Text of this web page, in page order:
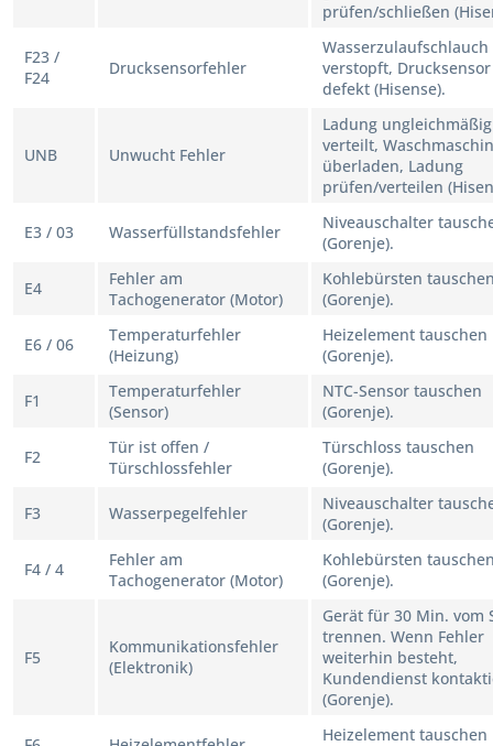
prüfen/schließen
F23 /
F24
Drucksensorfehler
Wasserzulaufschlauch
verstopft, Drucksensor
defekt (Hisense).
UNB Unwucht Fehler
Ladung ungleichmäßig
verteilt,
überladen, Ladung
prüfen/verteilen
E3 / 03 Wasserfüllstandsfehler
Niveauschalter
(Gorenje).
E4
Fehler am
Tachogenerator (Motor)
Kohlebürsten
(Gorenje).
E6 / 06
Temperaturfehler
(Heizung)
Heizelement tauschen
(Gorenje).
F1
Temperaturfehler
(Sensor)
NTC-Sensor tauschen
(Gorenje).
F2
Tür ist offen /
Türschlossfehler
Türschloss tauschen
(Gorenje).
F3 Wasserpegelfehler
Niveauschalter
(Gorenje).
F4 / 4
Fehler am
Tachogenerator (Motor)
Kohlebürsten
(Gorenje).
F5
Kommunikationsfehler
(Elektronik)
Gerät für 30 Min. vom
trennen. Wenn Fehler
weiterhin besteht,
Kundendienst
(Gorenje).
Heizelement tauschen